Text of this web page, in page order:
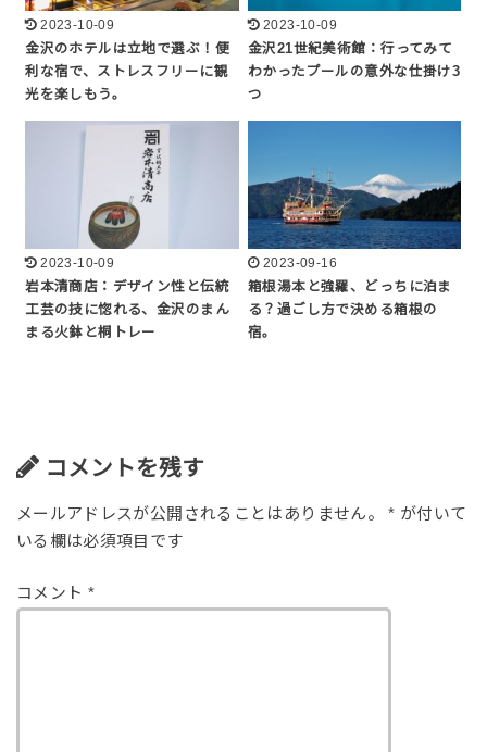
2023-10-09
金沢のホテルは立地で選ぶ！便
利な宿で、ストレスフリーに観
光を楽しもう。
2023-10-09
金沢21世紀美術館：行ってみて
わかったプールの意外な仕掛け3
つ
2023-10-09
岩本清商店：デザイン性と伝統
工芸の技に惚れる、金沢のまん
まる火鉢と桐トレー
2023-09-16
箱根湯本と強羅、どっちに泊ま
る？過ごし方で決める箱根の
宿。
コメントを残す
メールアドレスが公開されることはありません。 * が付いて
いる欄は必須項目です
コメント *